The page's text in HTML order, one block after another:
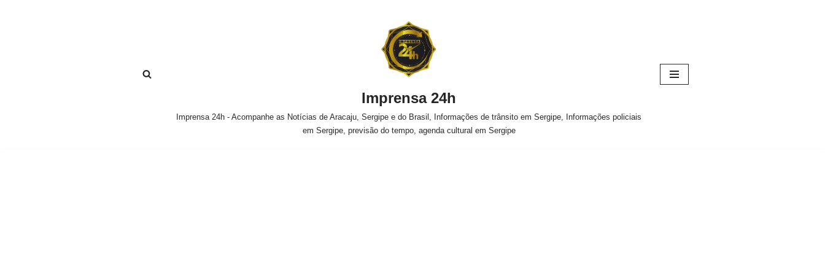
Imprensa 24h
Imprensa 24h - Acompanhe as Notícias de Aracaju, Sergipe e do Brasil, Informações de trânsito em Sergipe, Informações policiais
em Sergipe, previsão do tempo, agenda cultural em Sergipe